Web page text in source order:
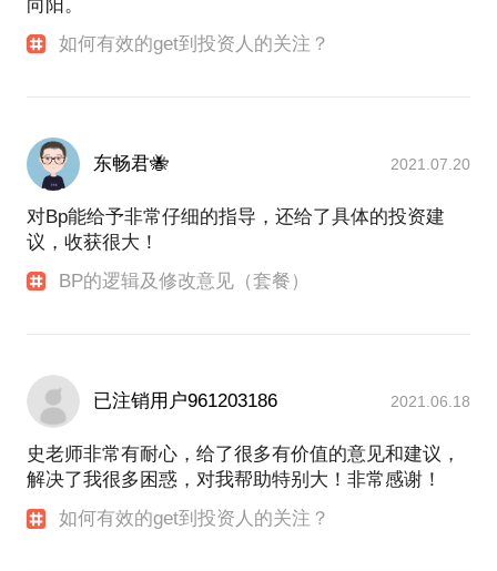
府（拿到实际的政策奖励和产业支持）等等
工欲善其事，必先利其器；创业不易，略尽绵薄之
向阳。
如何有效的get到投资人的关注？
东畅君🐝 2021.07.20
对Bp能给予非常仔细的指导，还给了具体的投资建
议，收获很大！
BP的逻辑及修改意见（套餐）
已注销用户961203186 2021.06.18
史老师非常有耐心，给了很多有价值的意见和建议，
解决了我很多困惑，对我帮助特别大！非常感谢！
如何有效的get到投资人的关注？